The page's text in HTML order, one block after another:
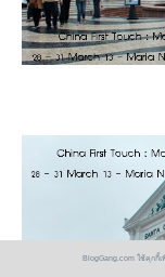
BlogGang.com ใช้คุกกี้